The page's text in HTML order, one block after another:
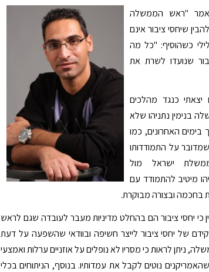
"ראש הממשלה
שיחסי ציבור אינם
כשהוסיף: "כל מה
שנועדו לשרת את
יצאתי כנגד מהלכים
בנימין נתניהו שלא
האחרונים, כמו
על התמודדותו
ישראל מול
מיטיב להתמודד עם
בחכמה ובצורה מבוקרת.
כי יחסי ציבור הם בהחלט מדיניות מעבר לעובדה שגם לראש
של יחסי ציבור לייצר חשיפה ובוודאי שהשפעה על דעת
ניתן לראות כי מסריו לא נופלים על אוזניים ערלות ואמצעי
נוטים לקבל את עמדותיו. בנוסף, הניתוחים בכלי